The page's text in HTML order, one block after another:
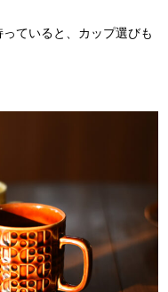
ていると、カップ選びも